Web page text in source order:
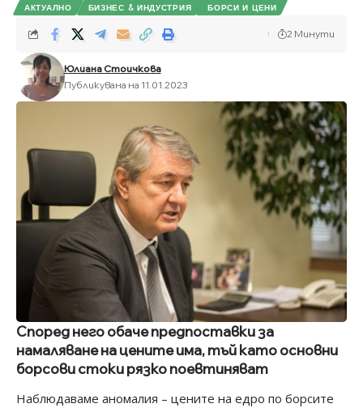
АКТУАЛНО БИЗНЕС & ИНДУСТРИЯ БОРСИ И ЦЕНИ
Юлиана Стоичкова
Публикувана на 11.01.2023
2 Минути
Според него обаче предпоставки за
намаляване на цените има, тъй като основни
борсови стоки рязко поевтиняват
Наблюдаваме аномалия – цените на едро по борсите